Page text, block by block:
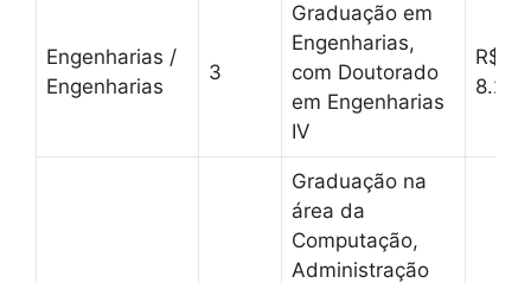
Engenharias /
Engenharias
3
Graduação em
Engenharias,
com Doutorado
em Engenharias
IV
R$
Graduação na
área da
Computação,
Administração